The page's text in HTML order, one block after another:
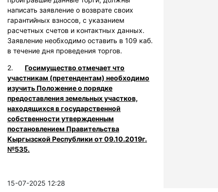
написать заявление о возврате своих
гарантийных взносов, с указанием
расчетных счетов и контактных данных.
Заявление необходимо оставить в 109 каб.
в течение дня проведения торгов.
2. Госимущество отмечает что
участникам (претендентам) необходимо
изучить Положение о порядке
предоставления земельных участков,
находящихся в государственной
собственности утвержденным
постановлением Правительства
Кыргызской Республики от 09.10.2019г.
№535.
15-07-2025 12:28